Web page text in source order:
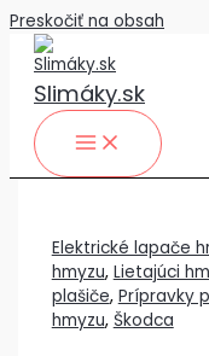
Preskočiť na obsah
Slimáky.sk
Elektrické lapače
hmyzu, Lietajúci
plašiče, Prípravky
hmyzu, Škodca